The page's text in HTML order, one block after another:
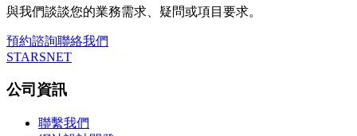
與我們談談您的業務需求、疑問或項目要求。
預約諮詢聯絡我們
STARSNET
公司資訊
聯繫我們